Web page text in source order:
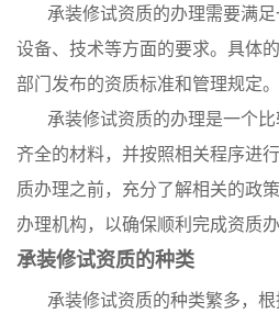
承装修试资质的办理需要满足
设备、技术等方面的要求。具体
部门发布的资质标准和管理规定。
承装修试资质的办理是一个
齐全的材料，并按照相关程序进
质办理之前，充分了解相关的政
办理机构，以确保顺利完成资质办
承装修试资质的种类
承装修试资质的种类繁多，